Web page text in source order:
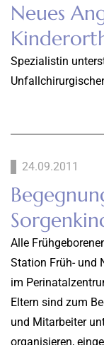
Neues
Spezialistin
24.09.2011
Alle
Station Früh- und
im
Eltern sind zum
und Mitarbeiter
organisieren,